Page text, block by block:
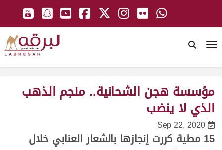
مؤسسة هجن الشحانية.. منجم الذهب
الذي لا ينضب
Sep 22, 2020
15 مطية كررت إنجازها بالشعار العنابي خلال